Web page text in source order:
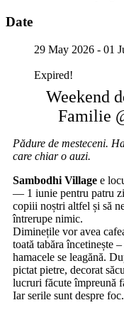
Date
29 May 2026 - 01
Expired!
Weekend
Familie
Pădure de mesteceni.
care chiar o auzi.
Sambodhi Village e
— 1 iunie pentru patru
copiii noștri altfel și să
întrerupe nimic.
Diminețile vor avea
toată tabăra încetinește
hamacele se leagănă.
pictat pietre, decorat
lucruri făcute împreună
Iar serile sunt despre foc.